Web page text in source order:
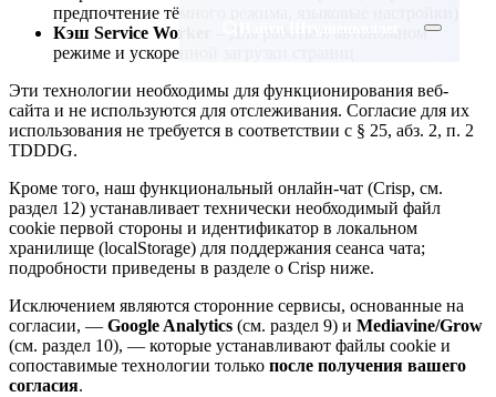
Найти Штудиенколлег
предпочтение тёмного режима, языковые настройки)
Кэш Service Worker
– Для работы в автономном
режиме и ускоренной загрузки страниц
Эти технологии необходимы для функционирования веб-
сайта и не используются для отслеживания. Согласие для их
использования не требуется в соответствии с § 25, абз. 2, п. 2
TDDDG.
Кроме того, наш функциональный онлайн-чат (Crisp, см.
раздел 12) устанавливает технически необходимый файл
cookie первой стороны и идентификатор в локальном
хранилище (localStorage) для поддержания сеанса чата;
подробности приведены в разделе о Crisp ниже.
Исключением являются сторонние сервисы, основанные на
согласии, — Google Analytics (см. раздел 9) и Mediavine/Grow
(см. раздел 10), — которые устанавливают файлы cookie и
сопоставимые технологии только после получения вашего
согласия.